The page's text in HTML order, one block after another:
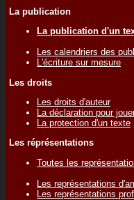
La publication
La publication d'un
Les calendriers des
L'écriture sur mesure
Les droits
Les droits d'auteur
La déclaration pour
La protection d'un texte
Les réprésentations
Toutes les
Les représentations
Les représentations